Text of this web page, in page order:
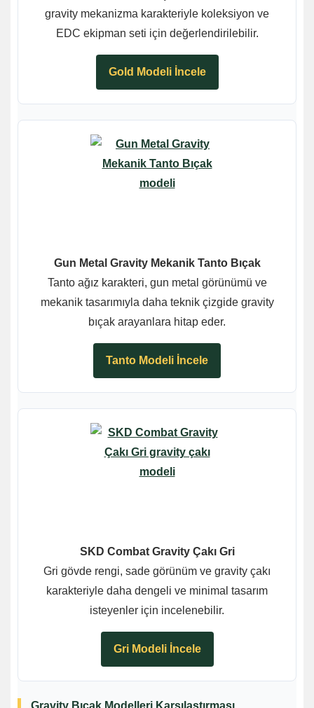
gravity mekanizma karakteriyle koleksiyon ve
EDC ekipman seti için değerlendirilebilir.
Gold Modeli İncele
Gun Metal Gravity Mekanik Tanto Bıçak
Tanto ağız karakteri, gun metal görünümü ve
mekanik tasarımıyla daha teknik çizgide gravity
bıçak arayanlara hitap eder.
Tanto Modeli İncele
SKD Combat Gravity Çakı Gri
Gri gövde rengi, sade görünüm ve gravity çakı
karakteriyle daha dengeli ve minimal tasarım
isteyenler için incelenebilir.
Gri Modeli İncele
Gravity Bıçak Modelleri Karşılaştırması